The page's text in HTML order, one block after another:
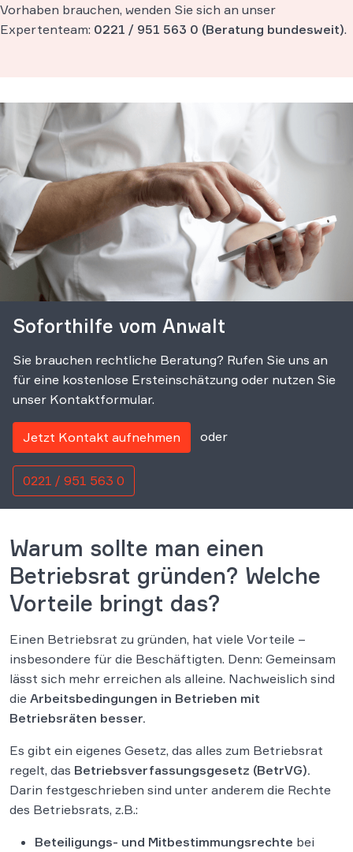
Vorhaben brauchen, wenden Sie sich an unser
Expertenteam: 0221 / 951 563 0 (Beratung bundesweit).
Soforthilfe vom Anwalt
Sie brauchen rechtliche Beratung? Rufen Sie uns an
für eine kostenlose Ersteinschätzung oder nutzen Sie
unser Kontaktformular.
Jetzt Kontakt aufnehmen oder
0221 / 951 563 0
Warum sollte man einen
Betriebsrat gründen? Welche
Vorteile bringt das?
Einen Betriebsrat zu gründen, hat viele Vorteile –
insbesondere für die Beschäftigten. Denn: Gemeinsam
lässt sich mehr erreichen als alleine. Nachweislich sind
die Arbeitsbedingungen in Betrieben mit
Betriebsräten besser.
Es gibt ein eigenes Gesetz, das alles zum Betriebsrat
regelt, das Betriebsverfassungsgesetz (BetrVG).
Darin festgeschrieben sind unter anderem die Rechte
des Betriebsrats, z.B.:
Beteiligungs- und Mitbestimmungsrechte bei